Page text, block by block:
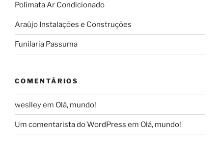
Polímata Ar Condicionado
Araújo Instalações e Construções
Funilaria Passuma
COMENTÁRIOS
weslleyem Olá, mundo!
Um comentarista do WordPress em Olá, mundo!